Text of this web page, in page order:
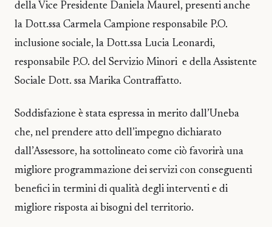
della Vice Presidente Daniela Maurel, presenti anche
la Dott.ssa Carmela Campione responsabile P.O.
inclusione sociale, la Dott.ssa Lucia Leonardi,
responsabile P.O. del Servizio Minori e della Assistente
Sociale Dott. ssa Marika Contraffatto.
Soddisfazione è stata espressa in merito dall’Uneba
che, nel prendere atto dell’impegno dichiarato
dall’Assessore, ha sottolineato come ciò favorirà una
migliore programmazione dei servizi con conseguenti
benefici in termini di qualità degli interventi e di
migliore risposta ai bisogni del territorio.